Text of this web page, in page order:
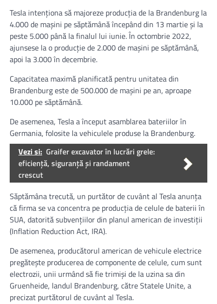
Tesla intenţiona să majoreze producţia de la Brandenburg la
4.000 de maşini pe săptămână începând din 13 martie şi la
peste 5.000 până la finalul lui iunie. În octombrie 2022,
ajunsese la o producţie de 2.000 de maşini pe săptămână,
apoi la 3.000 în decembrie.
Capacitatea maximă planificată pentru unitatea din
Brandenburg este de 500.000 de maşini pe an, aproape
10.000 pe săptămână.
De asemenea, Tesla a început asamblarea bateriilor în
Germania, folosite la vehiculele produse la Brandenburg.
Vezi si: Graifer excavator în lucrări grele:
eficiență, siguranță și randament
crescut
Săptămâna trecută, un purtător de cuvânt al Tesla anunţa
că firma se va concentra pe producţia de celule de baterii în
SUA, datorită subvenţiilor din planul american de investiţii
(Inflation Reduction Act, IRA).
De asemenea, producătorul american de vehicule electrice
pregăteşte producerea de componente de celule, cum sunt
electrozii, unii urmând să fie trimişi de la uzina sa din
Gruenheide, landul Brandenburg, către Statele Unite, a
precizat purtătorul de cuvânt al Tesla.